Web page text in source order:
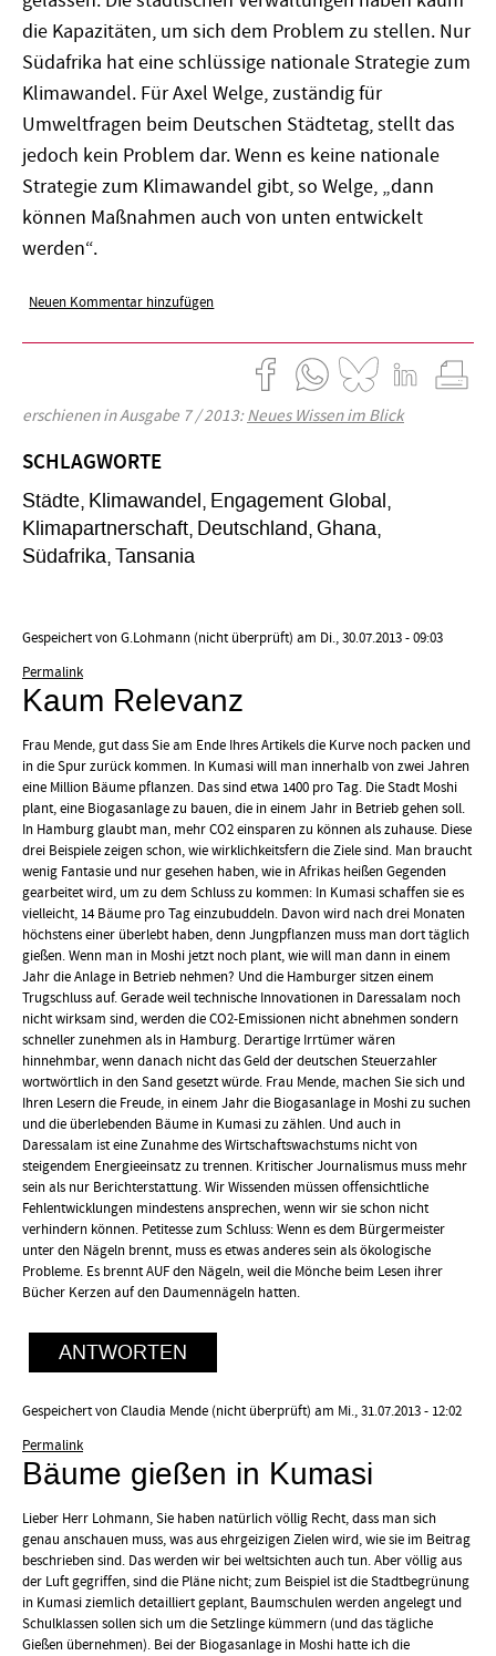
die Kapazitäten, um sich dem Problem zu stellen. Nur
Südafrika hat eine schlüssige nationale Strategie zum
Klimawandel. Für Axel Welge, zuständig für
Umweltfragen beim Deutschen Städtetag, stellt das
jedoch kein Problem dar. Wenn es keine nationale
Strategie zum Klimawandel gibt, so Welge, „dann
können Maßnahmen auch von unten entwickelt
werden“.
Neuen Kommentar hinzufügen
erschienen in Ausgabe 7 / 2013:Neues Wissen im Blick
SCHLAGWORTE
Städte Klimawandel Engagement Global
Klimapartnerschaft Deutschland Ghana
Südafrika Tansania
Gespeichert vonG.Lohmann (nicht überprüft) am Di., 30.07.2013 - 09:03
Permalink
Kaum Relevanz
Frau Mende, gut dass Sie am Ende Ihres Artikels die Kurve noch packen und
in die Spur zurück kommen. In Kumasi will man innerhalb von zwei Jahren
eine Million Bäume pflanzen. Das sind etwa 1400 pro Tag. Die Stadt Moshi
plant, eine Biogasanlage zu bauen, die in einem Jahr in Betrieb gehen soll.
In Hamburg glaubt man, mehr CO2 einsparen zu können als zuhause. Diese
drei Beispiele zeigen schon, wie wirklichkeitsfern die Ziele sind. Man braucht
wenig Fantasie und nur gesehen haben, wie in Afrikas heißen Gegenden
gearbeitet wird, um zu dem Schluss zu kommen: In Kumasi schaffen sie es
vielleicht, 14 Bäume pro Tag einzubuddeln. Davon wird nach drei Monaten
höchstens einer überlebt haben, denn Jungpflanzen muss man dort täglich
gießen. Wenn man in Moshi jetzt noch plant, wie will man dann in einem
Jahr die Anlage in Betrieb nehmen? Und die Hamburger sitzen einem
Trugschluss auf. Gerade weil technische Innovationen in Daressalam noch
nicht wirksam sind, werden die CO2-Emissionen nicht abnehmen sondern
schneller zunehmen als in Hamburg. Derartige Irrtümer wären
hinnehmbar, wenn danach nicht das Geld der deutschen Steuerzahler
wortwörtlich in den Sand gesetzt würde. Frau Mende, machen Sie sich und
Ihren Lesern die Freude, in einem Jahr die Biogasanlage in Moshi zu suchen
und die überlebenden Bäume in Kumasi zu zählen. Und auch in
Daressalam ist eine Zunahme des Wirtschaftswachstums nicht von
steigendem Energieeinsatz zu trennen. Kritischer Journalismus muss mehr
sein als nur Berichterstattung. Wir Wissenden müssen offensichtliche
Fehlentwicklungen mindestens ansprechen, wenn wir sie schon nicht
verhindern können. Petitesse zum Schluss: Wenn es dem Bürgermeister
unter den Nägeln brennt, muss es etwas anderes sein als ökologische
Probleme. Es brennt AUF den Nägeln, weil die Mönche beim Lesen ihrer
Bücher Kerzen auf den Daumennägeln hatten.
ANTWORTEN
Gespeichert vonClaudia Mende (nicht überprüft) am Mi., 31.07.2013 - 12:02
Permalink
Bäume gießen in Kumasi
Lieber Herr Lohmann, Sie haben natürlich völlig Recht, dass man sich
genau anschauen muss, was aus ehrgeizigen Zielen wird, wie sie im Beitrag
beschrieben sind. Das werden wir bei weltsichten auch tun. Aber völlig aus
der Luft gegriffen, sind die Pläne nicht; zum Beispiel ist die Stadtbegrünung
in Kumasi ziemlich detailliert geplant, Baumschulen werden angelegt und
Schulklassen sollen sich um die Setzlinge kümmern (und das tägliche
Gießen übernehmen). Bei der Biogasanlage in Moshi hatte ich die